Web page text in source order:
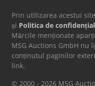
Prin utilizarea acestui
și Politica de
Mărcile menționate
MSG Auctions GmbH nu
conținutul paginilor
link.
© 2000 - 2026 MSG